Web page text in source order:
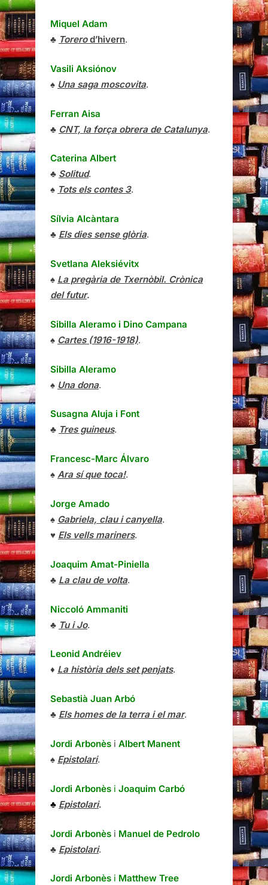
Miquel Adam
♣ Torerod’hivern.
Vasili Aksiónov
♠ Una saga moscovita.
Ferran Aisa
♣ CNT, la força obrera de Catalunya.
Caterina Albert
♣ Solitud.
♠ Tots els contes 3.
Sílvia Alcàntara
♣ Els dies sense glòria.
Svetlana Aleksiévitx
♠ La pregària de Txernòbil. Crònica
del futur.
Sibilla Aleramo i Dino Campana
♠ Cartes (1916-1918).
Sibilla Aleramo
♠ Una dona.
Susagna Aluja i Font
♣ Tres guineus.
Francesc-Marc Álvaro
♠ Ara sí que toca!.
Jorge Amado
♠ Gabriela, clau i canyella.
♥ Els vells mariners.
Joaquim Amat-Piniella
♣ La clau de volta.
Niccoló Ammaniti
♣ Tu i Jo.
Leonid Andréiev
♦ La història dels set penjats.
Sebastià Juan Arbó
♣ Els homes de la terra i el mar.
Jordi Arbonès i Albert Manent
♠ Epistolari.
Jordi Arbonès i Joaquim Carbó
♣ Epistolari.
Jordi Arbonès i Manuel de Pedrolo
♣ Epistolari.
Jordi Arbonès i Matthew Tree